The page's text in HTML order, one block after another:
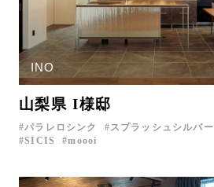
INO
山梨県 I様邸
パラレロシンク スプラッシュシルバー
SICIS
moooi